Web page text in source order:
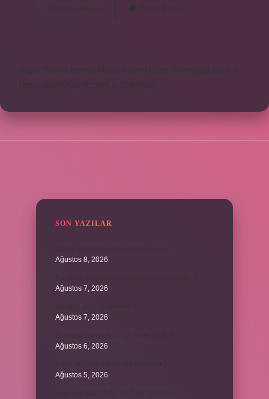
Devamını okuyun
Nedir
Yorum Bırak
https://www.teomanforum.com
https://vavyapi.com.tr
https://parkhayat.com.tr
Sitemap
SON YAZILAR
Ağustos 8, 2026
Ağustos 7, 2026
Ağustos 7, 2026
Ağustos 6, 2026
Ağustos 5, 2026